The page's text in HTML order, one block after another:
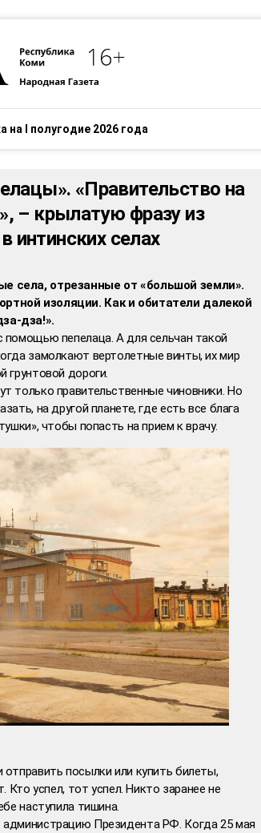
на I полугодие 2026 года
«Правительство на
– крылатую фразу из
интинских селах
села, отрезанные от «большой земли».
изоляции. Как и обитатели далекой
дза!».
помощью пепелаца. А для сельчан такой
замолкают вертолетные винты, их мир
грунтовой дороги.
только правительственные чиновники. Но
на другой планете, где есть все блага
чтобы попасть на прием к врачу.
посылки или купить билеты,
Кто успел, тот успел. Никто заранее не
наступила тишина.
Президента РФ. Когда 25 мая